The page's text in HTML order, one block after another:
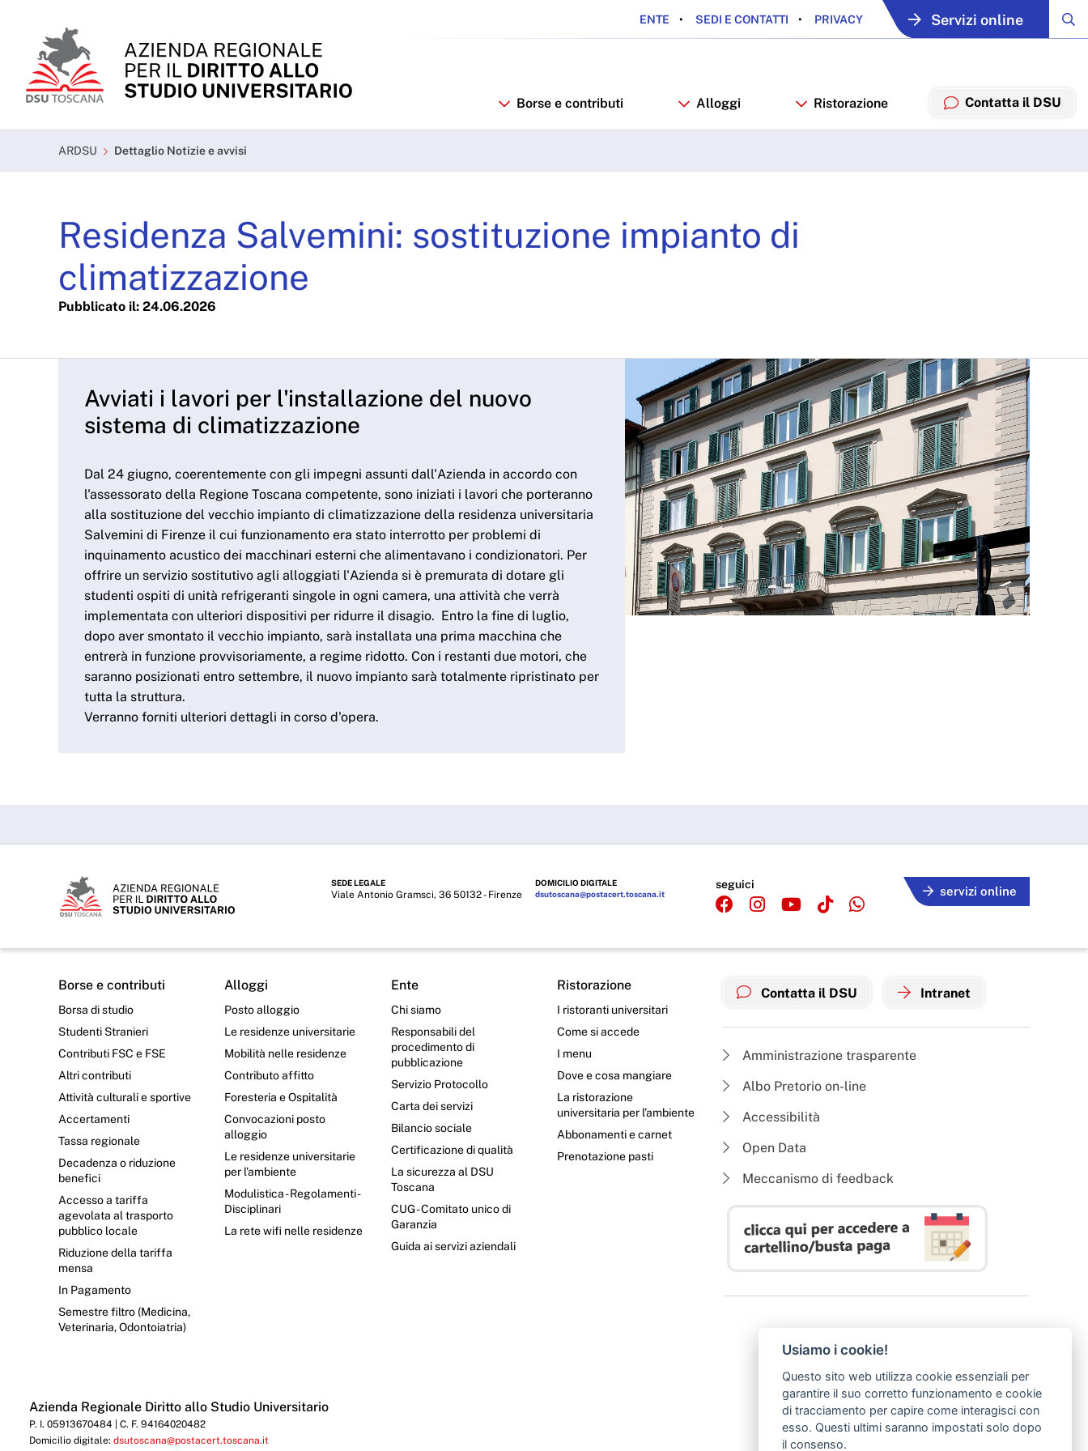
ENTE SEDI E CONTATTI PRIVACY Servizi online
Borse e contributi Alloggi Ristorazione Contatta il DSU
Dettaglio Notizie e avvisi - ARDSU
ARDSU Dettaglio Notizie e avvisi
Residenza Salvemini: sostituzione impianto di
climatizzazione
Pubblicato il: 24.06.2026
Avviati i lavori per l'installazione del nuovo
sistema di climatizzazione
Dal 24 giugno, coerentemente con gli impegni assunti dall'Azienda in accordo con
l'assessorato della Regione Toscana competente, sono iniziati i lavori che porteranno
alla sostituzione del vecchio impianto di climatizzazione della residenza universitaria
Salvemini di Firenze il cui funzionamento era stato interrotto per problemi di
inquinamento acustico dei macchinari esterni che alimentavano i condizionatori. Per
offrire un servizio sostitutivo agli alloggiati l'Azienda si è premurata di dotare gli
studenti ospiti di unità refrigeranti singole in ogni camera, una attività che verrà
implementata con ulteriori dispositivi per ridurre il disagio. Entro la fine di luglio,
dopo aver smontato il vecchio impianto, sarà installata una prima macchina che
entrerà in funzione provvisoriamente, a regime ridotto. Con i restanti due motori, che
saranno posizionati entro settembre, il nuovo impianto sarà totalmente ripristinato per
tutta la struttura.
Verranno forniti ulteriori dettagli in corso d'opera.
SEDE LEGALE
Viale Antonio Gramsci, 36 50132 - Firenze
DOMICILIO DIGITALE
dsutoscana@postacert.toscana.it
seguici
servizi online
Borse e contributi
Borsa di studio
Studenti Stranieri
Contributi FSC e FSE
Altri contributi
Attività culturali e sportive
Accertamenti
Tassa regionale
Decadenza o riduzione
benefici
Accesso a tariffa
agevolata al trasporto
pubblico locale
Riduzione della tariffa
mensa
In Pagamento
Semestre filtro (Medicina,
Veterinaria, Odontoiatria)
Alloggi
Posto alloggio
Le residenze universitarie
Mobilità nelle residenze
Contributo affitto
Foresteria e Ospitalità
Convocazioni posto
alloggio
Le residenze universitarie
per l’ambiente
Modulistica - Regolamenti -
Disciplinari
La rete wifi nelle residenze
Ente
Chi siamo
Responsabili del
procedimento di
pubblicazione
Servizio Protocollo
Carta dei servizi
Bilancio sociale
Certificazione di qualità
La sicurezza al DSU
Toscana
CUG - Comitato unico di
Garanzia
Guida ai servizi aziendali
Ristorazione
I ristoranti universitari
Come si accede
I menu
Dove e cosa mangiare
La ristorazione
universitaria per l’ambiente
Abbonamenti e carnet
Prenotazione pasti
Contatta il DSU Intranet
Amministrazione trasparente
Albo Pretorio on-line
Accessibilità
Open Data
Meccanismo di feedback
Azienda Regionale Diritto allo Studio Universitario
P. I. 05913670484 | C. F. 94164020482
Domicilio digitale: dsutoscana@postacert.toscana.it
Usiamo i cookie!
Questo sito web utilizza cookie essenziali per
garantire il suo corretto funzionamento e cookie
di tracciamento per capire come interagisci con
esso. Questi ultimi saranno impostati solo dopo
il consenso.